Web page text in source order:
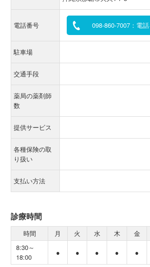
電話番号 098-860-7007：電
駐車場
交通手段
薬局の薬剤師
数
提供サービス
各種保険の取
り扱い
支払い方法
診療時間
時間 月 火 水 木 金
8:30～
18:00
● ● ● ● ●